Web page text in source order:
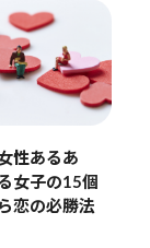
性あるあ
女子の15個
恋の必勝法